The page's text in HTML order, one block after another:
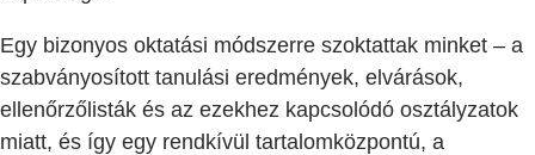
Egy bizonyos oktatási módszerre szoktattak minket – a
szabványosított tanulási eredmények, elvárások,
ellenőrzőlisták és az ezekhez kapcsolódó osztályzatok
miatt, és így egy rendkívül tartalomközpontú, a